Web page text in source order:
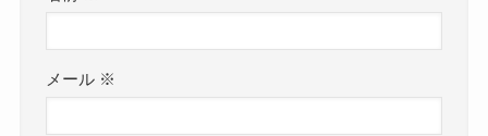
メール ※